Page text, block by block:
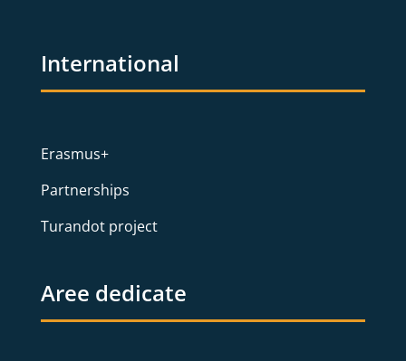
International
Erasmus+
Partnerships
Turandot project
Aree dedicate